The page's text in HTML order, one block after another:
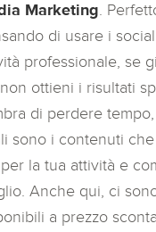
Marketing.
di usare i
professionale, se
ottieni i risultati
di perdere
sono i contenuti
la tua attività e
Anche qui, ci
a prezzo